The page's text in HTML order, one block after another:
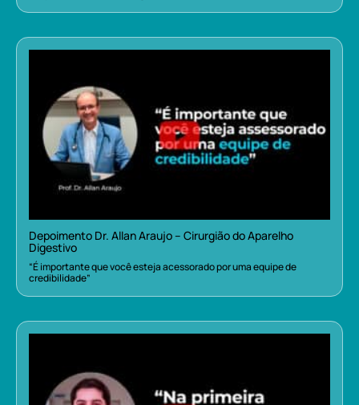
Depoimento Dr. Allan Araujo – Cirurgião do Aparelho
Digestivo
“É importante que você esteja acessorado por uma equipe de
credibilidade”